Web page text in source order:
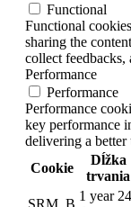
Functional
Functional
sharing the
collect feedbacks,
Performance
Performance
Performance
key performance
delivering a better
Cookie
Dĺžka
trvania
SRM_B
1 year 24